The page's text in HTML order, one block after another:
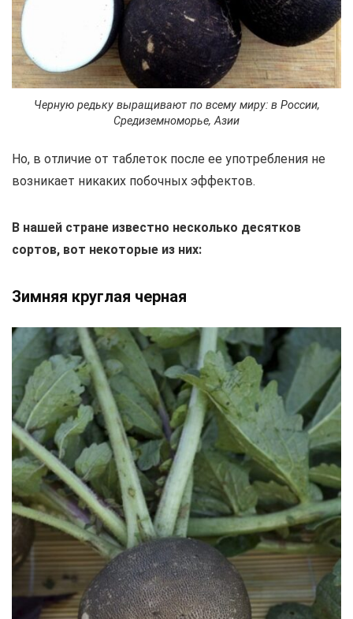
Черную редьку выращивают по всему миру: в России,
Средиземноморье, Азии
Но, в отличие от таблеток после ее употребления не
возникает никаких побочных эффектов.
В нашей стране известно несколько десятков
сортов, вот некоторые из них:
Зимняя круглая черная